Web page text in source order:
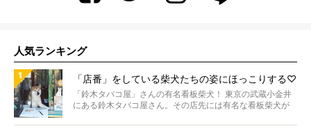
人気ランキング
「店番」をしている柴犬たちの姿にほっこりする♡
「鈴木タバコ屋」さんの有名看板柴犬！ 東京の武蔵小金井
にある鈴木タバコ屋さん。その店先には有名な看板柴犬が